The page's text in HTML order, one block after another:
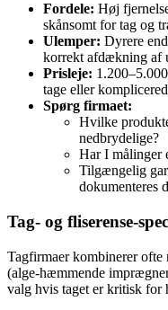
Fordele: Høj
skånsomt for tag og
Ulemper: Dyrere
korrekt afdækning af
Prisleje:
tage eller
Spørg firmaet:
Hvilke
nedbrydelige?
Har I målinger
Tilgængelig
dokumenteres
Tag‑ og
Tagfirmaer kombinerer ofte
(alge‑hæmmende
valg hvis taget er kritisk for